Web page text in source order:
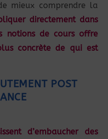
mieux comprendre la
directement dans
notions de cours offre
concrète de qui est
POST
d’embaucher des